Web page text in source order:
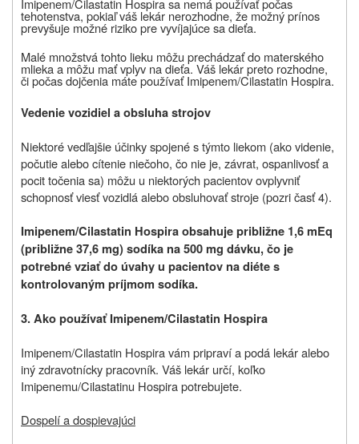
Imipenem/Cilastatin Hospira sa nemá používať počas
tehotenstva, pokiaľ váš lekár nerozhodne, že možný prínos
prevyšuje možné riziko pre vyvíjajúce sa dieťa.
Malé množstvá tohto lieku môžu prechádzať do materského
mlieka a môžu mať vplyv na dieťa. Váš lekár preto rozhodne,
či počas dojčenia máte používať Imipenem/Cilastatin Hospira.
Vedenie vozidiel a obsluha strojov
Niektoré vedľajšie účinky spojené s týmto liekom (ako videnie,
počutie alebo cítenie niečoho, čo nie je, závrat, ospanlivosť a
pocit točenia sa) môžu u niektorých pacientov ovplyvniť
schopnosť viesť vozidlá alebo obsluhovať stroje (pozri časť 4).
Imipenem/Cilastatin Hospiraobsahuje približne 1,6 mEq
(približne 37,6 mg) sodíka na 500 mg dávku, čo je
potrebné vziať do úvahy u pacientov na diéte s
kontrolovaným príjmom sodíka.
3. Ako používať Imipenem/Cilastatin Hospira
Imipenem/Cilastatin Hospira vám pripraví a podá lekár alebo
iný zdravotnícky pracovník. Váš lekár určí, koľko
Imipenemu/Cilastatinu Hospira potrebujete.
Dospelí a dospievajúci